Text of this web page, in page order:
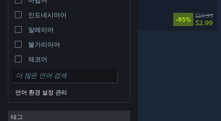
PC 웹사이트 보기
인도네시아어
말레이어
불가리아어
체코어
덴마크어
독일어
영어
언어 환경 설정 관리
태그
Akimbot
-85%
$19.99
$2.99